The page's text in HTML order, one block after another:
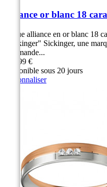
Alliance or blanc 18
Bague alliance en or blanc 18
"Sickinger" Sickinger, une
Allemande...
949,99 €
Disponible sous 20 jours
Personnaliser